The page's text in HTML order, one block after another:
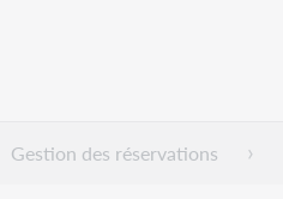
Gestion des réservations